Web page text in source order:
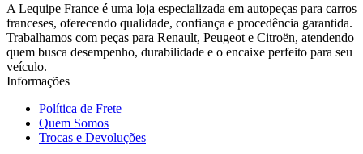
A Lequipe France é uma loja especializada em autopeças para carros
franceses, oferecendo qualidade, confiança e procedência garantida.
Trabalhamos com peças para Renault, Peugeot e Citroën, atendendo
quem busca desempenho, durabilidade e o encaixe perfeito para seu
veículo.
Informações
Política de Frete
Quem Somos
Trocas e Devoluções